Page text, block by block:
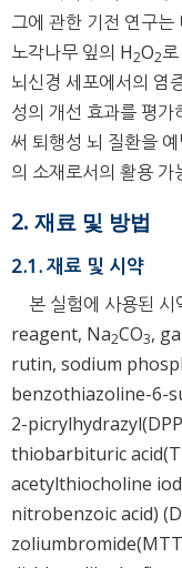
그에 관한 기전 연구
노각나무 잎의 H2O2
뇌신경 세포에서의 염
성의 개선 효과를 평
써 퇴행성 뇌 질환을
의 소재로서의 활용
2. 재료 및 방법
2.1. 재료 및 시약
본 실험에 사용된
reagent, Na2CO3,
rutin, sodium
benzothiazoline-6-
2-
thiobarbituric
acetylthiocholine
nitrobenzoic acid)